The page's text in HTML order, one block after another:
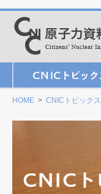
HOME > CNICトピックス